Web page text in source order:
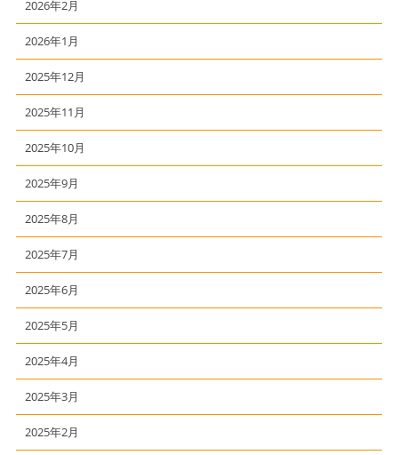
2026年2月
2026年1月
2025年12月
2025年11月
2025年10月
2025年9月
2025年8月
2025年7月
2025年6月
2025年5月
2025年4月
2025年3月
2025年2月